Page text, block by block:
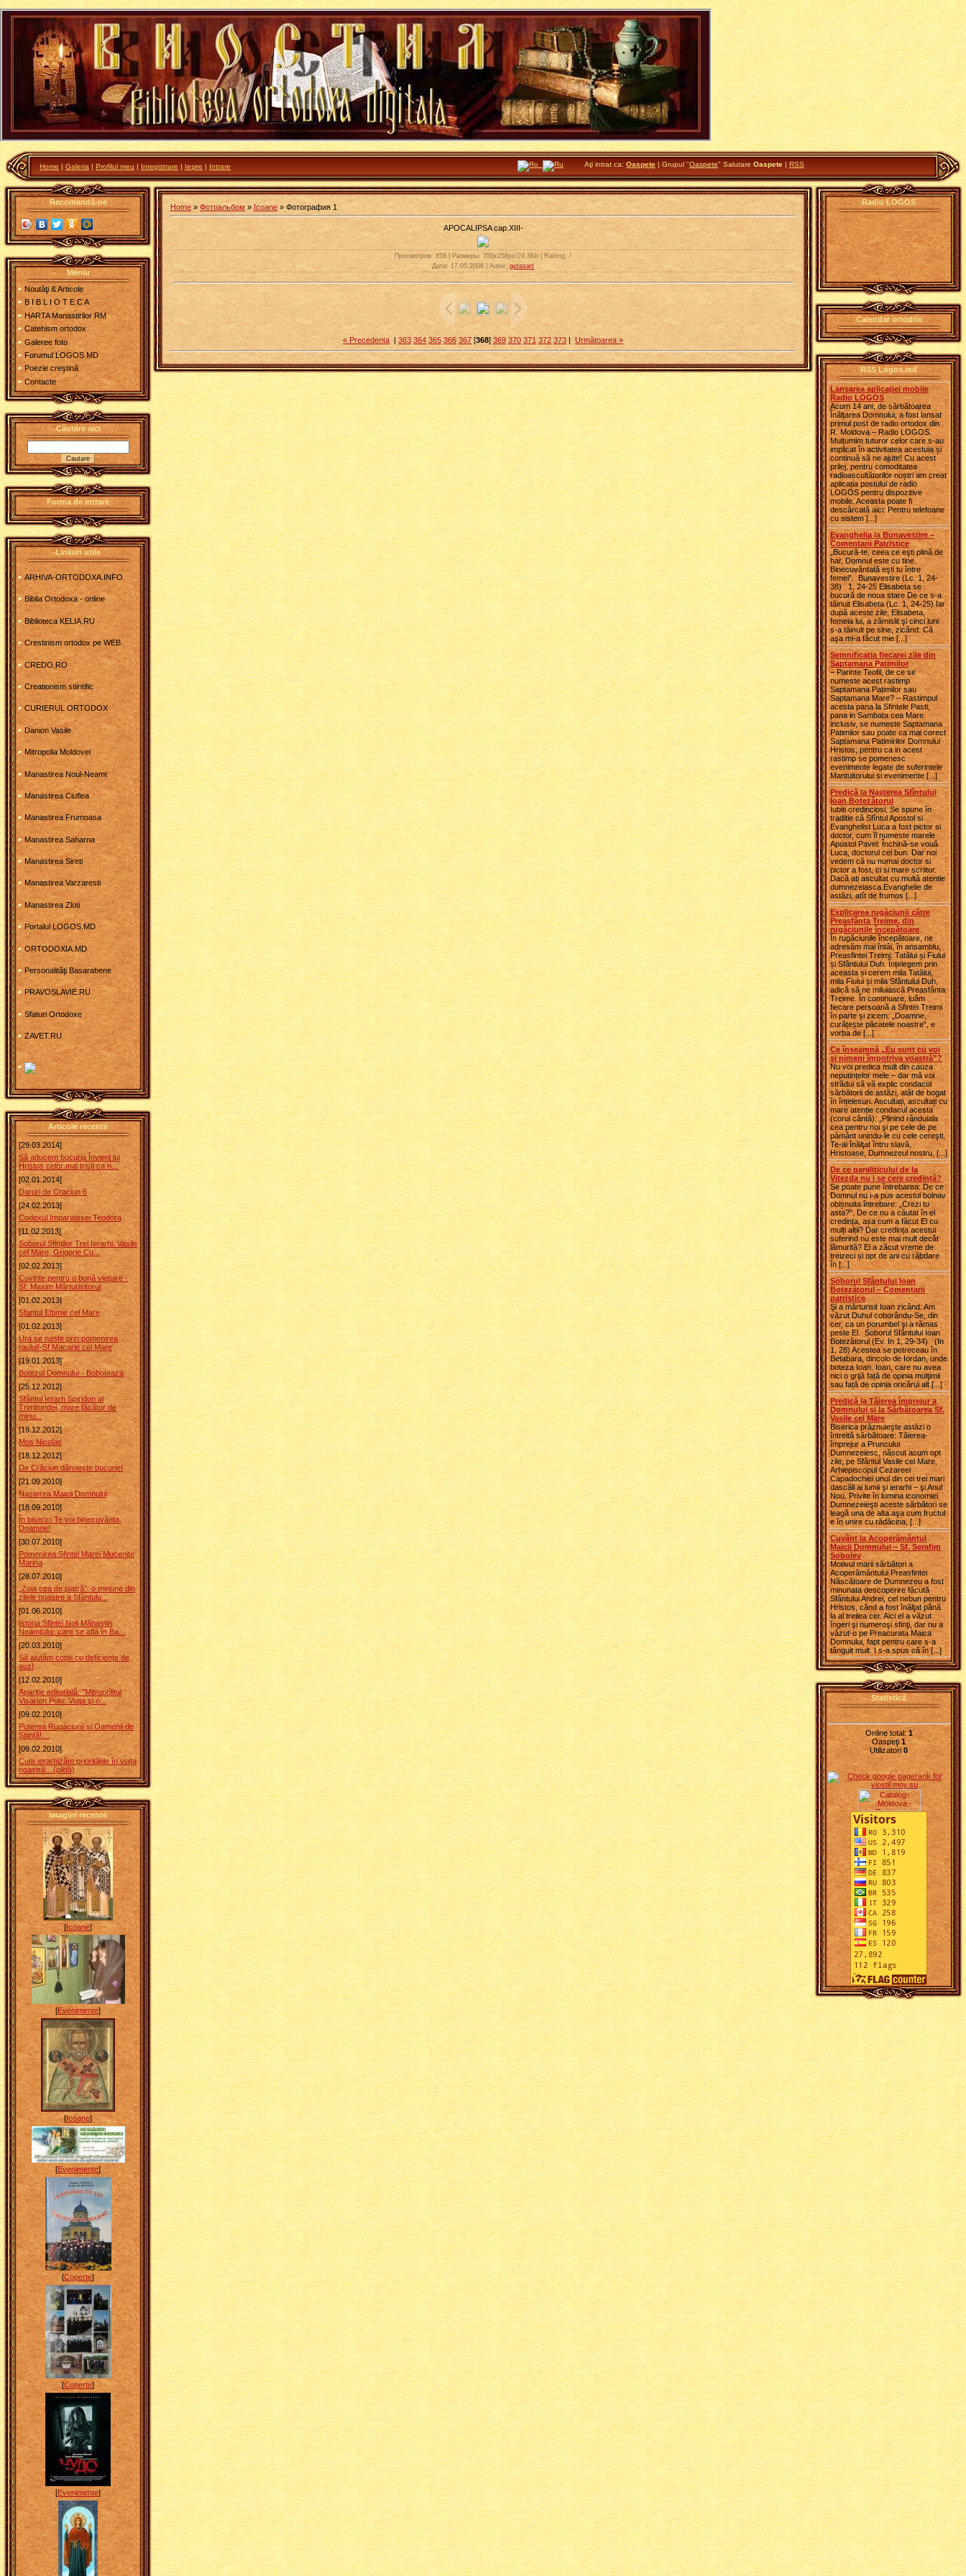
Home | Galeria | Profilul meu | Inregistrare | Ieşire | Intrare Aţi intrat ca: Oaspete | Grupul "Oaspete" Salutare Oaspete | RSS
Recomandă-ne
Meniu
Noutăţi & Articole
B I B L I O T E C A
HARTA Manastirilor RM
Catehism ortodox
Galeree foto
Forumul LOGOS.MD
Poezie creştină
Contacte
Căutare aici
Forma de intrare
Linkuri utile
ARHIVA-ORTODOXA.INFO
Biblia Ortodoxa - online
Biblioteca KELIA.RU
Crestinism ortodox pe WEB
CREDO.RO
Creationism stiintific
CURIERUL ORTODOX
Danion Vasile
Mitropolia Moldovei
Manastirea Noul-Neamt
Manastirea Ciuflea
Manastirea Frumoasa
Manastirea Saharna
Manastirea Sireti
Manastirea Varzaresti
Manastirea Zloti
Portalul LOGOS.MD
ORTODOXIA.MD
Personalităţi Basarabene
PRAVOSLAVIE.RU
Sfaturi Ortodoxe
ZAVET.RU
Articole recente
[29.03.2014]
Să aducem bucuria Învierii lui
Hristos celor mai trişti ca n...
[02.01.2014]
Daruri de Craciun 6
[24.02.2013]
Codexul Imparatesei Teodora
[11.02.2013]
Soborul Sfinţilor Trei Ierarhi: Vasile
cel Mare, Grigorie Cu...
[02.02.2013]
Cuvinte pentru o bună vieţuire -
Sf. Maxim Mărturisitorul
[01.02.2013]
Sfantul Eftimie cel Mare
[01.02.2013]
Ura se naste prin pomenirea
raului!-Sf.Macarie cel Mare
[19.01.2013]
Botezul Domnului - Boboteaza
[25.12.2012]
Sfântul Ierarh Spiridon al
Trimitundei, mare făcător de
minu...
[19.12.2012]
Mos Nicolae
[18.12.2012]
De Crăciun dăruieşte bucurie!
[21.09.2010]
Nasterea Maicii Domnului
[18.09.2010]
În biserici Te voi binecuvânta,
Doamne!
[30.07.2010]
Pomenirea Sfintei Marei Muceniţe
Marina
[28.07.2010]
„Zoia cea de piatră”: o minune din
zilele noastre a Sfântulu...
[01.06.2010]
Istoria Sfintei Noii Mănastiri
Neamţului, care se află în Ba...
[20.03.2010]
Să ajutăm copiii cu deficienţe de
auz!
[12.02.2010]
Apariţie editorială: "Mitropolitul
Visarion Puiu: Viaţa şi o...
[09.02.2010]
Puterea Rugăciunii și Oamenii de
Știință!…
[09.02.2010]
Cum ierarhizăm prioritățile în viața
noastră…(pildă)
Imagini recente
[Icoane]
[Evenimente]
[Icoane]
[Evenimente]
[Coperte]
[Coperte]
[Evenimente]
Home » Фотоальбом » Icoane » Фотография 1
APOCALIPSA cap.XIII-
Просмотров: 858 | Размеры: 350x258px/24.3Kb | Raiting: /
Дата: 17.05.2008 | Autor: getasart
« Precedenta | 363 364 365 366 367 [368] 369 370 371 372 373 | Următoarea »
Radio LOGOS
Calendar ortodox
RSS Logos.md
Lansarea aplicației mobile
Radio LOGOS
Acum 14 ani, de sărbătoarea
Înălțarea Domnului, a fost lansat
primul post de radio ortodox din
R. Moldova – Radio LOGOS.
Mulțumim tuturor celor care s-au
implicat în activitatea acestuia și
continuă să ne ajute! Cu acest
prilej, pentru comoditatea
radioascultătorilor noștri am creat
aplicația postului de radio
LOGOS pentru dispozitive
mobile. Aceasta poate fi
descărcată aici: Pentru telefoane
cu sistem [...]
Evanghelia la Bunavestire –
Comentarii Patristice
„Bucură-te, ceea ce eşti plină de
har, Domnul este cu tine.
Binecuvântată eşti tu între
femei”. Bunavestire (Lc. 1, 24-
38) 1, 24-25 Elisabeta se
bucură de noua stare De ce s-a
tăinuit Elisabeta (Lc. 1, 24-25) Iar
după aceste zile, Elisabeta,
femeia lui, a zămislit şi cinci luni
s-a tăinuit pe sine, zicând: Că
aşa mi-a făcut mie [...]
Semnificatia fiecarei zile din
Saptamana Patimilor
– Parinte Teofil, de ce se
numeste acest rastimp
Saptamana Patimilor sau
Saptamana Mare? – Rastimpul
acesta pana la Sfintele Pasti,
pana in Sambata cea Mare
inclusiv, se numeste Saptamana
Patimilor sau poate ca mai corect
Saptamana Patimirilor Domnului
Hristos, pentru ca in acest
rastimp se pomenesc
evenimente legate de suferintele
Mantuitorului si evenimente [...]
Predică la Naşterea Sfîntului
Ioan Botezătorul
Iubiti credinciosi, Se spune în
traditie că Sfîntul Apostol si
Evanghelist Luca a fost pictor si
doctor, cum îl numeste marele
Apostol Pavel: Închină-se vouă
Luca, doctorul cel bun. Dar noi
vedem că nu numai doctor si
pictor a fost, ci si mare scriitor.
Dacă ati ascultat cu multă atentie
dumnezeiasca Evanghelie de
astăzi, atît de frumos [...]
Explicarea rugăciunii către
Preasfânta Treime, din
rugăciunile începătoare
În rugăciunile începătoare, ne
adresăm mai întâi, în ansamblu,
Preasfintei Treimi: Tatălui și Fiului
și Sfântului Duh. Înțelegem prin
aceasta și cerem mila Tatălui,
mila Fiului și mila Sfântului Duh,
adică să ne miluiască Preasfânta
Treime. În continuare, luăm
fiecare persoană a Sfintei Treimi
în parte și zicem: „Doamne,
curățește păcatele noastre”, e
vorba de [...]
Ce înseamnă „Eu sunt cu voi
şi nimeni împotriva voastră”?
Nu voi predica mult din cauza
neputințelor mele – dar mă voi
strădui să vă explic condacul
sărbătorii de astăzi, atât de bogat
în înțelesuri. Ascultați, ascultați cu
mare atenție condacul acesta
(corul cântă): „Plinind rânduiala
cea pentru noi şi pe cele de pe
pământ unindu-le cu cele cereşti,
Te-ai înălţat întru slavă,
Hristoase, Dumnezeul nostru, [...]
De ce paraliticului de la
Vitezda nu i se cere credință?
Se poate pune întrebarea: De ce
Domnul nu i-a pus acestui bolnav
obișnuita întrebare: „Crezi tu
asta?”. De ce nu a căutat în el
credința, așa cum a făcut El cu
mulți alții? Dar credința acestui
suferind nu este mai mult decât
lămurită? El a zăcut vreme de
treizeci și opt de ani cu răbdare
în [...]
Soborul Sfântului Ioan
Botezătorul – Comentarii
patristice
Şi a mărturisit Ioan zicând: Am
văzut Duhul coborându-Se, din
cer, ca un porumbel şi a rămas
peste El. Soborul Sfântului Ioan
Botezătorul (Ev. In 1, 29-34) (In
1, 28) Acestea se petreceau în
Betabara, dincolo de Iordan, unde
boteza Ioan. Ioan, care nu avea
nici o grijă față de opinia mulţimii
sau față de opinia oricărui alt [...]
Predică la Tăierea împrejur a
Domnului şi la Sărbătoarea Sf.
Vasile cel Mare
Biserica prăznuieşte astăzi o
întreită sărbătoare: Tăierea-
împrejur a Pruncului
Dumnezeiesc, născut acum opt
zile, pe Sfântul Vasile cel Mare,
Arhiepiscopul Cezareei
Capadochiei unul din cei trei mari
dascăli ai lumii şi ierarhi – şi Anul
Nou. Privite în lumina iconomiei
Dumnezeieşti aceste sărbători se
leagă una de alta aşa cum fructul
e în unire cu rădăcina, [...]
Cuvânt la Acoperământul
Maicii Domnului ‒ Sf. Serafim
Sobolev
Motivul marii sărbători a
Acoperământului Preasfintei
Născătoare de Dumnezeu a fost
minunata descoperire făcută
Sfântului Andrei, cel nebun pentru
Hristos, când a fost înălţat până
la al treilea cer. Aici el a văzut
îngeri şi numeroşi sfinţi, dar nu a
văzut-o pe Preacurata Maica
Domnului, fapt pentru care s-a
tânguit mult. I s-a spus că în [...]
Statistică
Online total:1
Oaspeţi 1
Utilizatori 0